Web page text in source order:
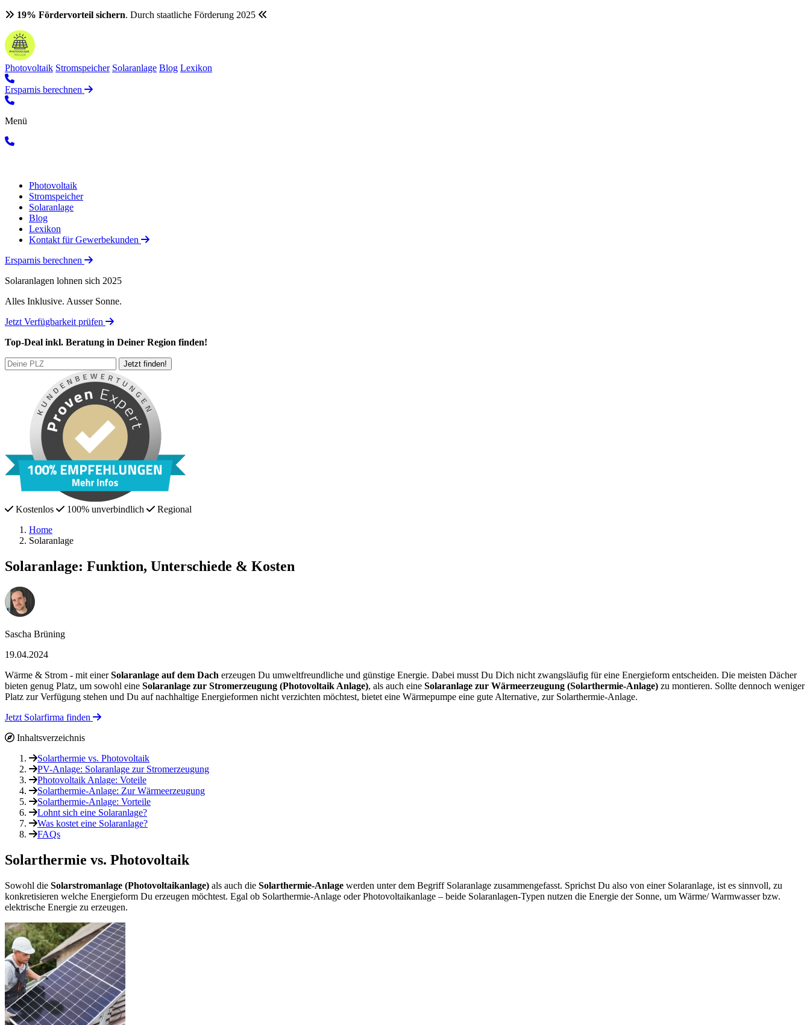
19% Fördervorteil sichern. Durch staatliche Förderung 2025
Photovoltaik Stromspeicher Solaranlage Blog Lexikon
Ersparnis berechnen
Menü
Photovoltaik
Stromspeicher
Solaranlage
Blog
Lexikon
Kontakt für Gewerbekunden
Ersparnis berechnen
Solaranlagen lohnen sich 2025
Alles Inklusive. Ausser Sonne.
Jetzt Verfügbarkeit prüfen
Top-Deal inkl. Beratung in Deiner Region finden!
Kostenlos 100% unverbindlich
Regional
Home
Solaranlage
Solaranlage: Funktion, Unterschiede & Kosten
Sascha Brüning
19.04.2024
Wärme & Strom - mit einerSolaranlage auf dem Dach erzeugen Du umweltfreundliche und günstige Energie. Dabei musst Du Dich nicht zwangsläufig für eine Energieform entscheiden. Die meisten Dächer
bieten genug Platz, um sowohl eine Solaranlage zur Stromerzeugung (Photovoltaik Anlage), als auch eine Solaranlage zur Wärmeerzeugung (Solarthermie-Anlage) zu montieren. Sollte dennoch weniger
Platz zur Verfügung stehen und Du auf nachhaltige Energieformen nicht verzichten möchtest, bietet eine Wärmepumpe eine gute Alternative, zur Solarthermie-Anlage.
Jetzt Solarfirma finden
Inhaltsverzeichnis
Solarthermie vs. Photovoltaik
PV-Anlage: Solaranlage zur Stromerzeugung
Photovoltaik Anlage: Voteile
Solarthermie-Anlage: Zur Wärmeerzeugung
Solarthermie-Anlage: Vorteile
Lohnt sich eine Solaranlage?
Was kostet eine Solaranlage?
FAQs
Solarthermie vs. Photovoltaik
Sowohl die Solarstromanlage (Photovoltaikanlage) als auch die Solarthermie-Anlage werden unter dem Begriff Solaranlage zusammengefasst. Sprichst Du also von einer Solaranlage, ist es sinnvoll, zu
konkretisieren welche Energieform Du erzeugen möchtest. Egal ob Solarthermie-Anlage oder Photovoltaikanlage – beide Solaranlagen-Typen nutzen die Energie der Sonne, um Wärme/ Warmwasser bzw.
elektrische Energie zu erzeugen.